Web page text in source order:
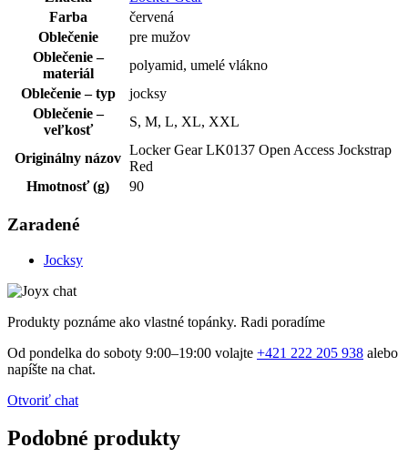
Farba
červená
Oblečenie
pre mužov
Oblečenie –
materiál
polyamid, umelé vlákno
Oblečenie – typ
jocksy
Oblečenie –
veľkosť
S, M, L, XL, XXL
Originálny názov
Locker Gear LK0137 Open Access Jockstrap
Red
Hmotnosť (g)
90
Zaradené
Jocksy
Produkty poznáme ako vlastné topánky. Radi poradíme
Od pondelka do soboty 9:00–19:00 volajte +421 222 205 938 alebo
napíšte na chat.
Otvoriť chat
Podobné produkty